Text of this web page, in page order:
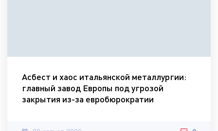
Асбест и хаос итальянской металлургии:
главный завод Европы под угрозой
закрытия из-за евробюрократии